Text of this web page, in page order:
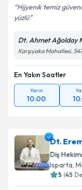
Hijyenik temiz
yüzlü
Dt. Ahmet Ağolday
Karşıyaka Mahallesi,
En Yakın Saatler
Yarın
10:00
Dt.
Diş Hekimi
Isparta,
5 (45